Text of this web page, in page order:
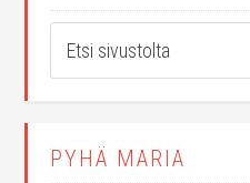
PYHÄ MARIA